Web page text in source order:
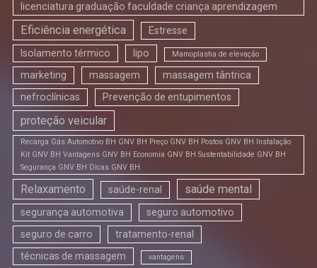
licenciatura graduação faculdade criança aprendizagem
Eficiência energética
Estresse
Isolamento térmico
lipo Mamoplastia de elevação
marketing massagem
massagem tântrica
nefroclínicas
Prevenção de entupimentos
proteção veicular
Recarga Gás Automotivo BH GNV BH Preço GNV BH Postos GNV BH Instalação
Kit GNV BH Vantagens GNV BH Economia GNV BH Sustentabilidade GNV BH
Segurança GNV BH Dicas GNV BH
Relaxamento saúde-renal saúde mental
segurança automotiva
seguro automotivo
seguro de carro
tratamento-renal
técnicas de massagem
vantagens